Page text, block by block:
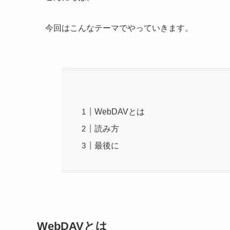
今回はこんなテーマでやっていきます。
WebDAVとは
読み方
最後に
WebDAVとは